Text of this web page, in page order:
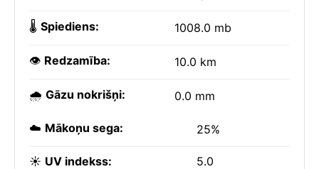
🌡️ Spiediens: 1008.0 mb
👁️ Redzamība: 10.0 km
🌧️ Gāzu nokrišņi: 0.0 mm
☁️ Mākoņu sega: 25%
☀️ UV indekss: 5.0